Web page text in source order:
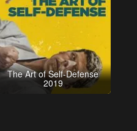
The Art of Self-Defense
2019